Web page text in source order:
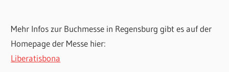
Mehr Infos zur Buchmesse in Regensburg gibt es auf der
Homepage der Messe hier:
Liberatisbona